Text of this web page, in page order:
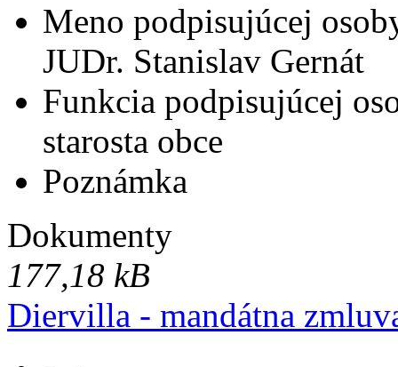
Meno podpisujúcej
JUDr. Stanislav Gernát
Funkcia podpisujúcej
starosta obce
Poznámka
Dokumenty
177,18 kB
Diervilla - mandátna